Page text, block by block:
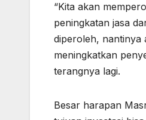
“Kita akan
peningkatan jasa
diperoleh, nantinya
meningkatkan
terangnya lagi.
Besar harapan